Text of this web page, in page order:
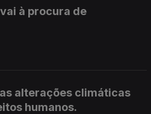
à procura de
alterações climáticas
humanos.